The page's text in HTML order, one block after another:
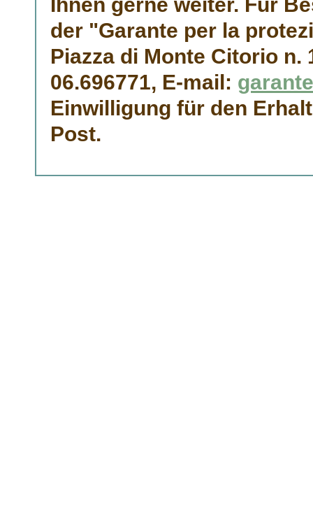
der "Garante per la
Piazza di Monte Citorio n.
06.696771, E-mail:
Einwilligung für den
Post.